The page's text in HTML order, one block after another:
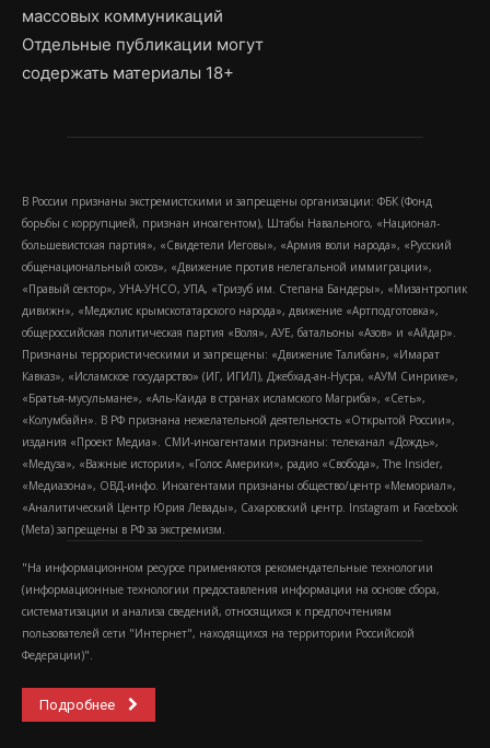
массовых коммуникаций
Отдельные публикации могут
содержать материалы 18+
В России признаны экстремистскими и запрещены организации: ФБК (Фонд
борьбы с коррупцией, признан иноагентом), Штабы Навального, «Национал-
большевистская партия», «Свидетели Иеговы», «Армия воли народа», «Русский
общенациональный союз», «Движение против нелегальной иммиграции»,
«Правый сектор», УНА-УНСО, УПА, «Тризуб им. Степана Бандеры», «Мизантропик
дивижн», «Меджлис крымскотатарского народа», движение «Артподготовка»,
общероссийская политическая партия «Воля», АУЕ, батальоны «Азов» и «Айдар».
Признаны террористическими и запрещены: «Движение Талибан», «Имарат
Кавказ», «Исламское государство» (ИГ, ИГИЛ), Джебхад-ан-Нусра, «АУМ Синрике»,
«Братья-мусульмане», «Аль-Каида в странах исламского Магриба», «Сеть»,
«Колумбайн». В РФ признана нежелательной деятельность «Открытой России»,
издания «Проект Медиа». СМИ-иноагентами признаны: телеканал «Дождь»,
«Медуза», «Важные истории», «Голос Америки», радио «Свобода», The Insider,
«Медиазона», ОВД-инфо. Иноагентами признаны общество/центр «Мемориал»,
«Аналитический Центр Юрия Левады», Сахаровский центр. Instagram и Facebook
(Metа) запрещены в РФ за экстремизм.
"На информационном ресурсе применяются рекомендательные технологии
(информационные технологии предоставления информации на основе сбора,
систематизации и анализа сведений, относящихся к предпочтениям
пользователей сети "Интернет", находящихся на территории Российской
Федерации)".
Подробнее